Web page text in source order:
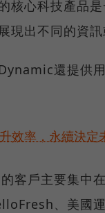
核心科技產品
現出不同的資訊
還提供
效率，永續決定
客戶主要集中
、美國